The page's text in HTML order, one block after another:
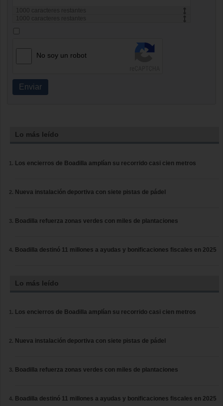
caracteres restantes
caracteres restantes
No soy un robot
Enviar
Lo más leído
Los encierros de Boadilla amplían su recorrido casi cien metros
Nueva instalación deportiva con siete pistas de pádel
Boadilla refuerza zonas verdes con miles de plantaciones
Boadilla destinó 11 millones a ayudas y bonificaciones fiscales en 2025
Lo más leído
Los encierros de Boadilla amplían su recorrido casi cien metros
Nueva instalación deportiva con siete pistas de pádel
Boadilla refuerza zonas verdes con miles de plantaciones
Boadilla destinó 11 millones a ayudas y bonificaciones fiscales en 2025